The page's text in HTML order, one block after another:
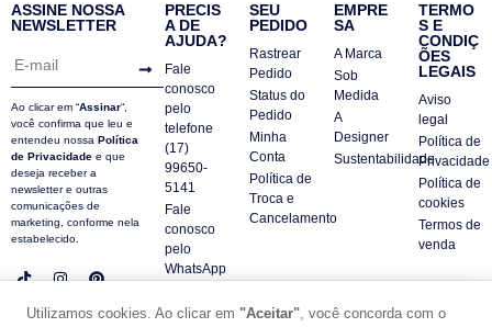
ASSINE NOSSA
NEWSLETTER
Ao clicar em “Assinar“,
você confirma que leu e
entendeu nossa Política
de Privacidade e que
deseja receber a
newsletter e outras
comunicações de
marketing, conforme nela
estabelecido.
PRECIS
A DE
AJUDA?
Fale
conosco
pelo
telefone
(17)
99650-
5141
Fale
conosco
pelo
WhatsApp
FAQ
SEU
PEDIDO
Rastrear
Pedido
Status do
Pedido
Minha
Conta
Política de
Troca e
Cancelamento
EMPRE
SA
A Marca
Sob
Medida
A
Designer
Sustentabilidade
TERMO
S E
CONDIÇ
ÕES
LEGAIS
Aviso
legal
Política de
Privacidade
Política de
cookies
Termos de
venda
Utilizamos cookies. Ao clicar em "Aceitar", você concorda com o